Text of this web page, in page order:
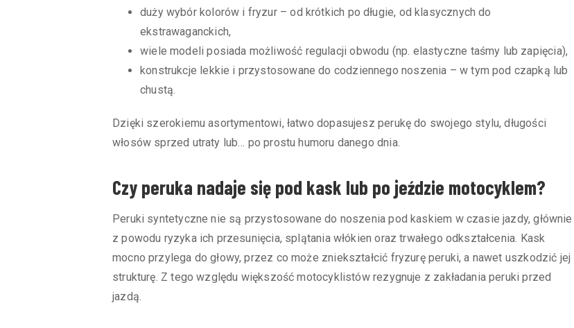
duży wybór kolorów i fryzur – od krótkich po długie, od klasycznych do
ekstrawaganckich,
wiele modeli posiada możliwość regulacji obwodu (np. elastyczne taśmy lub zapięcia),
konstrukcje lekkie i przystosowane do codziennego noszenia – w tym pod czapką lub
chustą.
Dzięki szerokiemu asortymentowi, łatwo dopasujesz perukę do swojego stylu, długości
włosów sprzed utraty lub… po prostu humoru danego dnia.
Czy peruka nadaje się pod kask lub po jeździe motocyklem?
Peruki syntetyczne nie są przystosowane do noszenia pod kaskiem w czasie jazdy, głównie
z powodu ryzyka ich przesunięcia, splątania włókien oraz trwałego odkształcenia. Kask
mocno przylega do głowy, przez co może zniekształcić fryzurę peruki, a nawet uszkodzić jej
strukturę. Z tego względu większość motocyklistów rezygnuje z zakładania peruki przed
jazdą.